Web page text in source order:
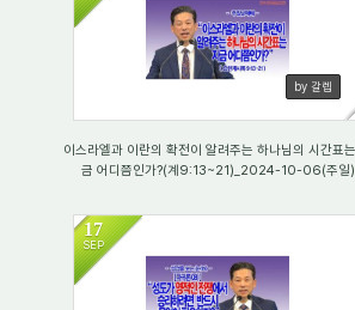
by 갈렙
2226
이스라엘과 이란의 확전이 알려주는 하나님의 시간표
금 어디쯤인가?(계9:13~21)_2024-10-06(주일)
17
SEP
2558